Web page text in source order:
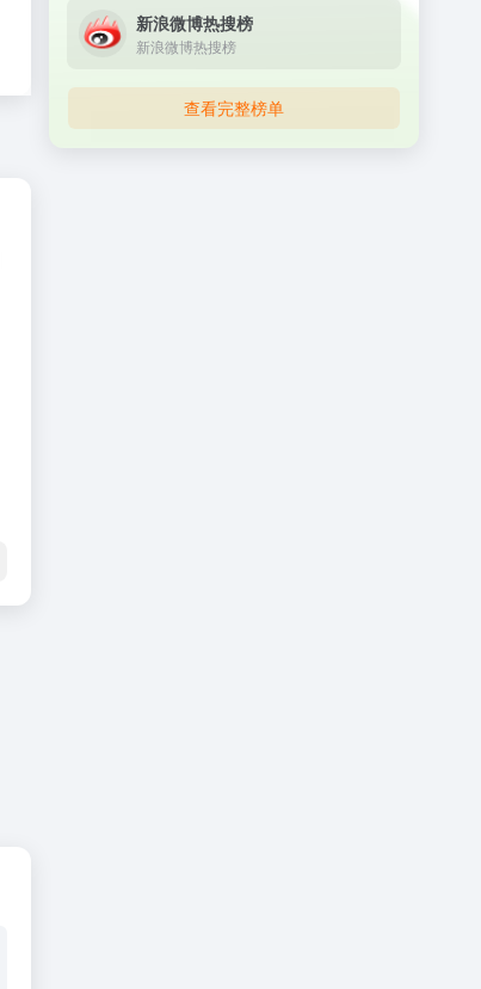
新浪微博热搜榜
新浪微博热搜榜
查看完整榜单